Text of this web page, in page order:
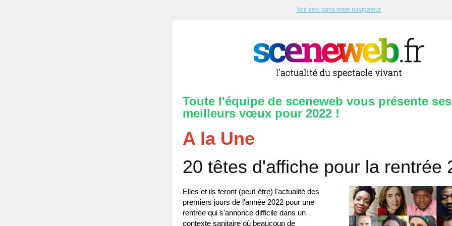
Voir ceci dans votre navigateur.
Toute l'équipe de sceneweb vous présente ses
meilleurs vœux pour 2022 !
A la Une
20 têtes d'affiche pour la rentrée
Elles et ils feront (peut-être) l'actualité des
premiers jours de l'année 2022 pour une
rentrée qui s'annonce difficile dans un
contexte sanitaire où beaucoup de